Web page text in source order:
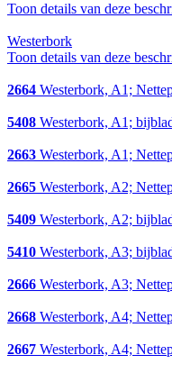
Toon details van deze
Westerbork
Toon details van deze
2664 Westerbork, A1;
5408 Westerbork, A1;
2663 Westerbork, A1;
2665 Westerbork, A2;
5409 Westerbork, A2;
5410 Westerbork, A3;
2666 Westerbork, A3;
2668 Westerbork, A4;
2667 Westerbork, A4;